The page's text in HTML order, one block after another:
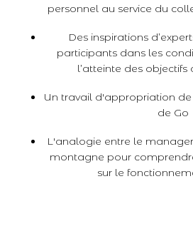
personnel au service du
Des inspirations
participants dans les
l’atteinte des
Un travail d'appropriation
de Go
L'analogie entre le
montagne pour
sur le